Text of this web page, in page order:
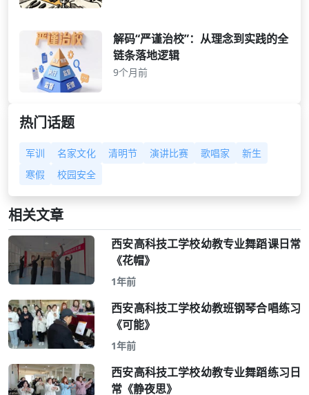
解码“严谨治校”：从理念到实践的全
链条落地逻辑
9个月前
热门话题
军训 名家文化 清明节 演讲比赛 歌唱家
新生
寒假
校园安全
相关文章
西安高科技工学校幼教专业舞蹈课日常
《花帽》
1年前
西安高科技工学校幼教班钢琴合唱练习
《可能》
1年前
西安高科技工学校幼教专业舞蹈练习日
常《静夜思》